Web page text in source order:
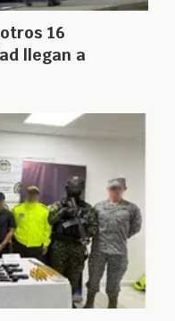
16
llegan a